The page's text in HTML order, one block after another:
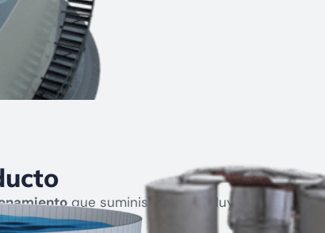
que suministramos incluyen,